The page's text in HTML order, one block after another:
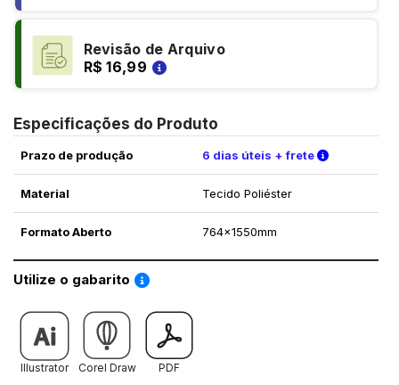
Revisão de Arquivo
R$ 16,99
Especificações do Produto
Prazo de produção 6 dias úteis + frete Verifique
Material Tecido Poliéster
Formato Aberto 764x1550mm
Utilize o gabarito Saiba como utilizar os nossos gabaritos
Illustrator Corel Draw PDF